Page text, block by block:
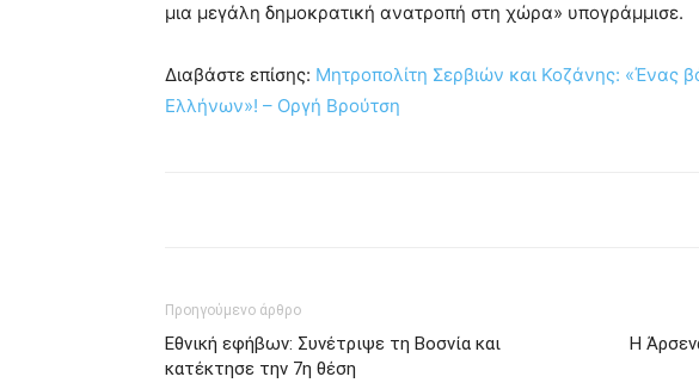
μια μεγάλη δημοκρατική ανατροπή στη χώρα» υπογράμμισε.
Διαβάστε επίσης: Μητροπολίτη Σερβιών και Κοζάνης: «Ένας
Ελλήνων»! – Οργή Βρούτση
Προηγούμενο άρθρο
Εθνική εφήβων: Συνέτριψε τη Βοσνία και
κατέκτησε την 7η θέση
Η